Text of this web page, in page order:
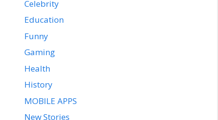
Celebrity
Education
Funny
Gaming
Health
History
MOBILE APPS
New Stories